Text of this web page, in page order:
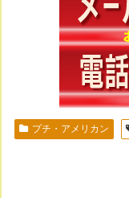
プチ・アメリカン